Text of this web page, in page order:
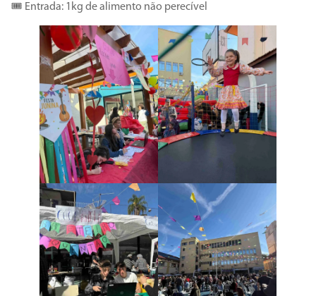
🎟️ Entrada: 1kg de alimento não perecível